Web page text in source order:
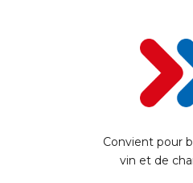
Convient pour
vin et de